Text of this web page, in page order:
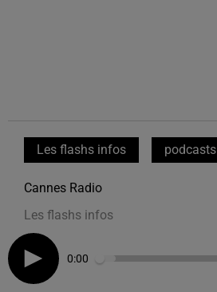
Les flashs infos podcasts
Cannes Radio
Les flashs infos
0:00